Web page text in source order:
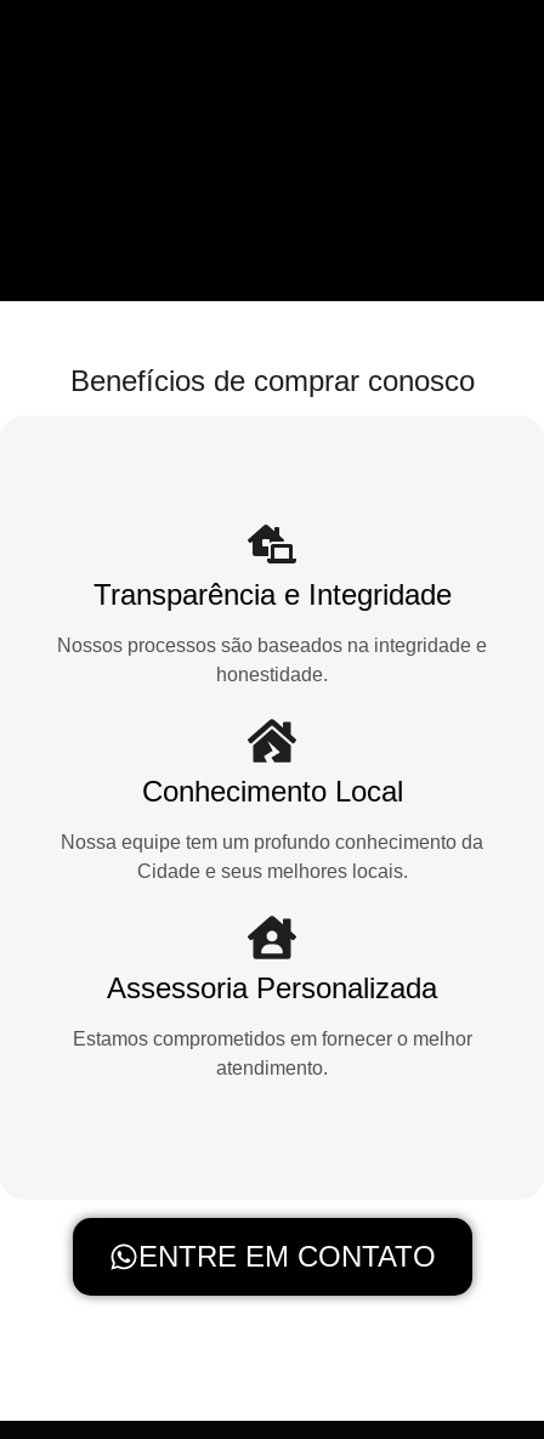
Benefícios de comprar conosco
Transparência e Integridade
Nossos processos são baseados na integridade e
honestidade.
Conhecimento Local
Nossa equipe tem um profundo conhecimento da
Cidade e seus melhores locais.
Assessoria Personalizada
Estamos comprometidos em fornecer o melhor
atendimento.
ENTRE EM CONTATO